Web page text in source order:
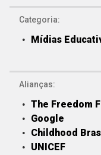
Categoria:
Mídias
Alianças:
The Freedom
Google
Childhood
UNICEF